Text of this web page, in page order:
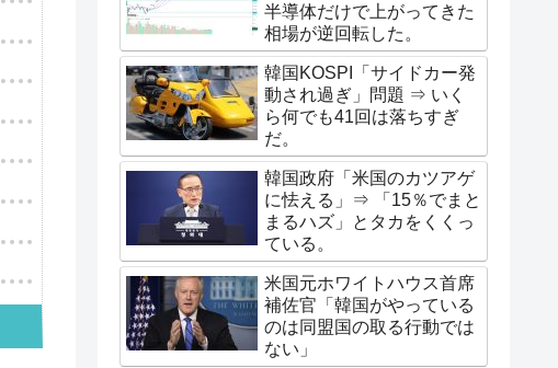
半導体だけで上がってきた
相場が逆回転した。
韓国KOSPI「サイドカー発
動され過ぎ」問題 ⇒ いく
ら何でも41回は落ちすぎ
だ。
韓国政府「米国のカツアゲ
に怯える」⇒ 「15％でまと
まるハズ」とタカをくくっ
ている。
米国元ホワイトハウス首席
補佐官「韓国がやっている
のは同盟国の取る行動では
ない」